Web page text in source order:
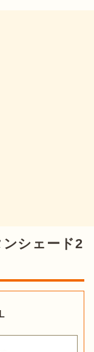
シェード2